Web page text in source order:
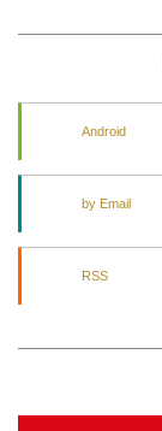
Android
by Email
RSS